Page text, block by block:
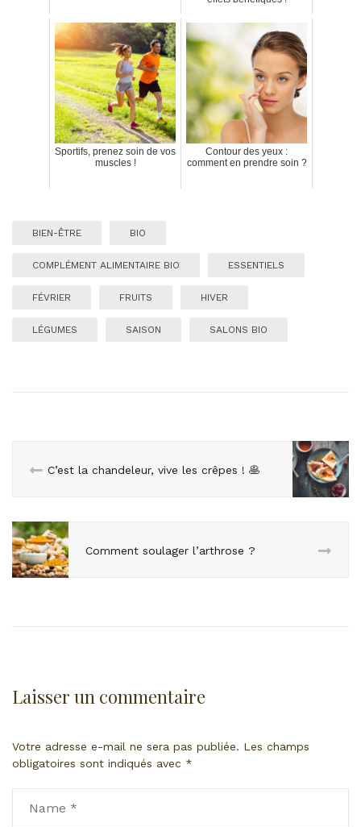
Sportifs, prenez soin de vos
muscles !
Contour des yeux :
comment en prendre soin ?
BIEN-ÊTRE BIO
COMPLÉMENT ALIMENTAIRE BIO ESSENTIELS
FÉVRIER FRUITS HIVER
LÉGUMES SAISON SALONS BIO
C’est la chandeleur, vive les crêpes ! 🥞
Comment soulager l’arthrose ?
Laisser un commentaire
Votre adresse e-mail ne sera pas publiée. Les champs
obligatoires sont indiqués avec *